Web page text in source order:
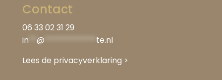
Contact
06 33 02 31 29
in** @
te.nl
Lees de privacyverklaring >